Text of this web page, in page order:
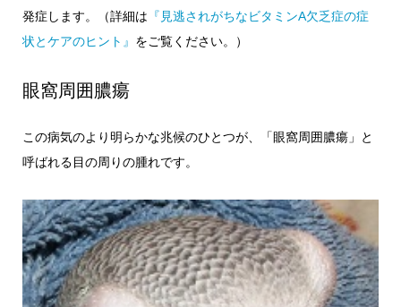
発症します。（詳細は 『見逃されがちなビタミンA欠乏症の症
状とケアのヒント』 をご覧ください。）
眼窩周囲膿瘍
この病気のより明らかな兆候のひとつが、「眼窩周囲膿瘍」と
呼ばれる目の周りの腫れです。